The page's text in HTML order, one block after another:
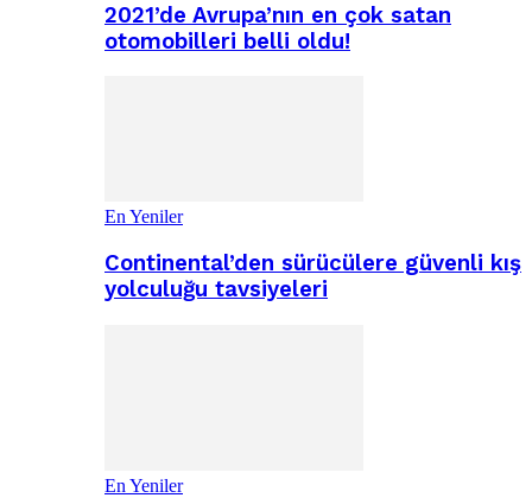
2021’de Avrupa’nın en çok satan
otomobilleri belli oldu!
En Yeniler
Continental’den sürücülere güvenli kış
yolculuğu tavsiyeleri
En Yeniler